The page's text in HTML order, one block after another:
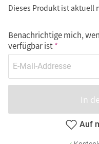
Dieses Produkt ist aktuell
Benachrichtige mich,
verfügbar ist
In
Auf